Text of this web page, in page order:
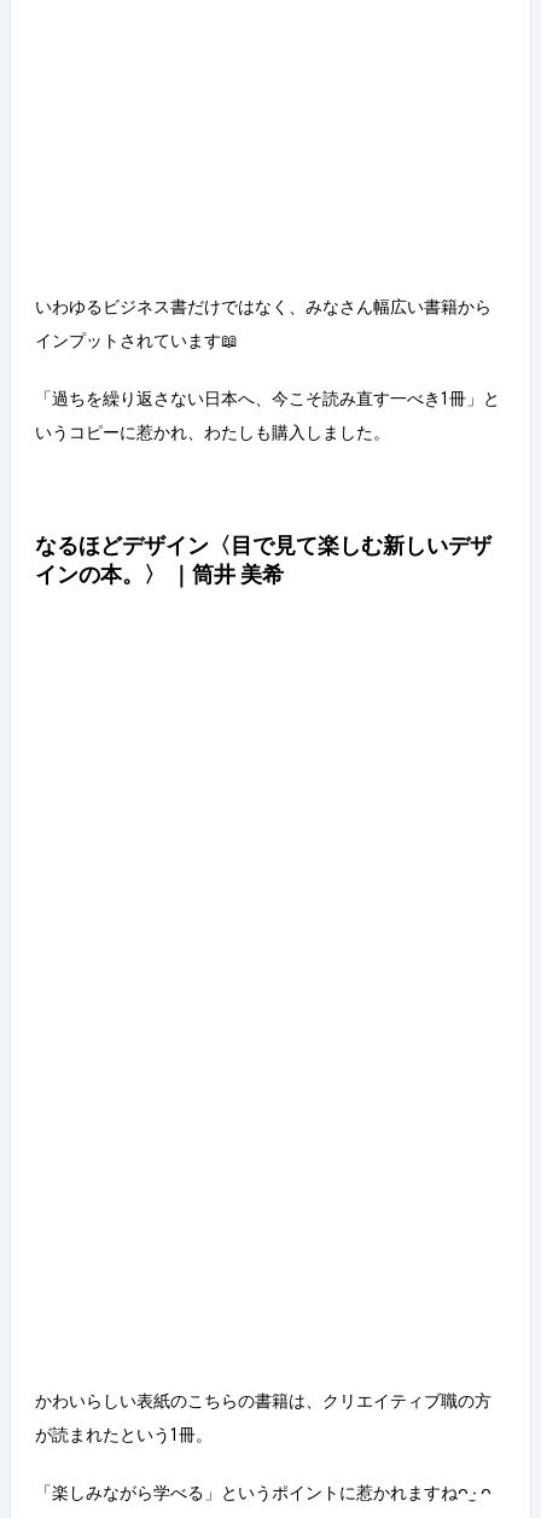
いわゆるビジネス書だけではなく、みなさん幅広い書籍から
インプットされています📖
「過ちを繰り返さない日本へ、今こそ読み直す一べき1冊」と
いうコピーに惹かれ、わたしも購入しました。
なるほどデザイン〈目で見て楽しむ新しいデザ
インの本。〉 ｜筒井 美希
かわいらしい表紙のこちらの書籍は、クリエイティブ職の方
が読まれたという1冊。
「楽しみながら学べる」というポイントに惹かれますねᴖ ·̫ ᴖ